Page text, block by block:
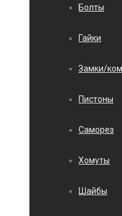
Болты
Гайки
Замки/
Пистоны
Саморез
Хомуты
Шайбы